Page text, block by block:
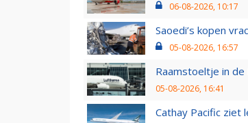
06-08-2026, 10:17
Saoedi’s kopen
05-08-2026, 16:57
Raamstoeltje in
05-08-2026, 16:41
Cathay Pacific ziet